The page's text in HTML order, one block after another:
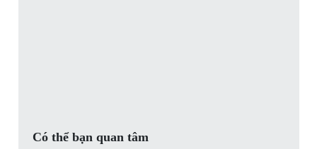
Có thể bạn quan tâm